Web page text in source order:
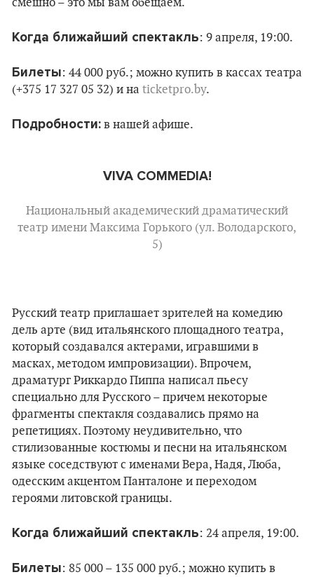
смешно – это мы вам обещаем.
Когда ближайший спектакль: 9 апреля, 19:00.
Билеты: 44 000 руб.; можно купить в кассах театра
(+375 17 327 05 32) и на ticketpro.by.
Подробности: в нашей афише.
VIVA COMMEDIA!
Национальный академический драматический
театр имени Максима Горького (ул. Володарского,
5)
Русский театр приглашает зрителей на комедию
дель арте (вид итальянского площадного театра,
который создавался актерами, игравшими в
масках, методом импровизации). Впрочем,
драматург Риккардо Пиппа написал пьесу
специально для Русского – причем некоторые
фрагменты спектакля создавались прямо на
репетициях. Поэтому неудивительно, что
стилизованные костюмы и песни на итальянском
языке соседствуют с именами Вера, Надя, Люба,
одесским акцентом Панталоне и переходом
героями литовской границы.
Когда ближайший спектакль: 24 апреля, 19:00.
Билеты: 85 000 – 135 000 руб.; можно купить в